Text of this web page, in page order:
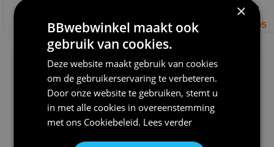
€ 45,95
stre
€ 30,95
NIEUW IN DE COLLECTIE
€11,95
×
BBwebwinkel maakt ook
gebruik van cookies.
Deze website maakt gebruik van cookies
om de gebruikerservaring te verbeteren.
Door onze website te gebruiken, stemt u
in met alle cookies in overeenstemming
met ons Cookiebeleid. Lees verder